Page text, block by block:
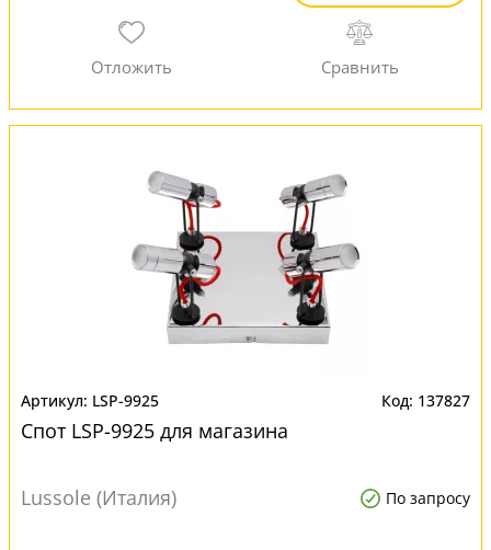
LSP-9925 137827
Спот LSP-9925 для магазина
Lussole (Италия) По запросу